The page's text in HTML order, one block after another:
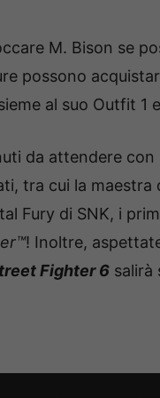
M. Bison se
possono
al suo Outfit 1
da attendere con
tra cui la maestra
Fury di SNK, i
! Inoltre,
Fighter 6 salirà